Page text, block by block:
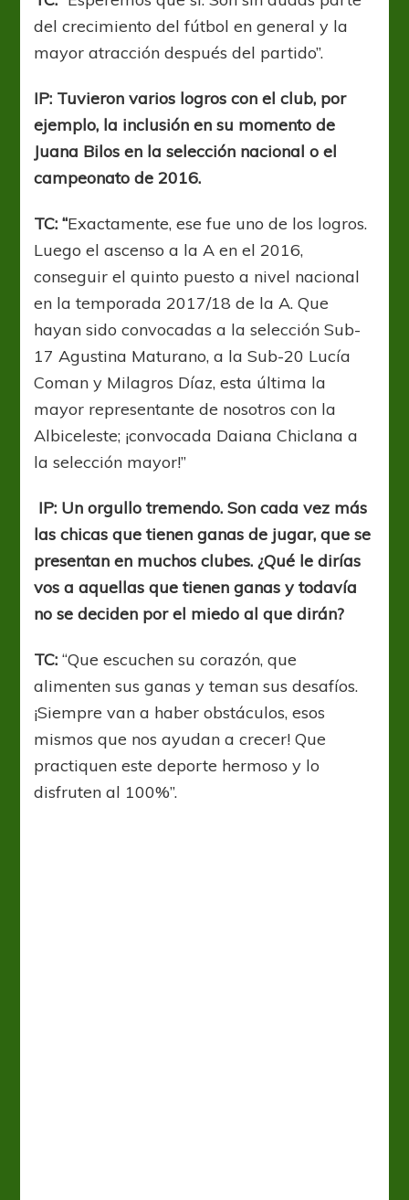
del crecimiento del fútbol en general y la
mayor atracción después del partido”.
IP: Tuvieron varios logros con el club, por
ejemplo, la inclusión en su momento de
Juana Bilos en la selección nacional o el
campeonato de 2016.
TC: “Exactamente, ese fue uno de los logros.
Luego el ascenso a la A en el 2016,
conseguir el quinto puesto a nivel nacional
en la temporada 2017/18 de la A. Que
hayan sido convocadas a la selección Sub-
17 Agustina Maturano, a la Sub-20 Lucía
Coman y Milagros Díaz, esta última la
mayor representante de nosotros con la
Albiceleste; ¡convocada Daiana Chiclana a
la selección mayor!”
IP: Un orgullo tremendo. Son cada vez más
las chicas que tienen ganas de jugar, que se
presentan en muchos clubes. ¿Qué le dirías
vos a aquellas que tienen ganas y todavía
no se deciden por el miedo al que dirán?
TC:“Que escuchen su corazón, que
alimenten sus ganas y teman sus desafíos.
¡Siempre van a haber obstáculos, esos
mismos que nos ayudan a crecer! Que
practiquen este deporte hermoso y lo
disfruten al 100%”.